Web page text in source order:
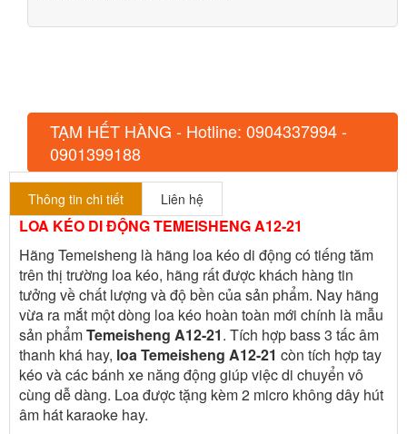
TẠM HẾT HÀNG - Hotline: 0904337994 -
0901399188
Thông tin chi tiết Liên hệ
LOA KÉO DI ĐỘNG TEMEISHENG A12-21
Hãng Temeisheng là hãng loa kéo di động có tiếng tăm
trên thị trường loa kéo, hãng rất được khách hàng tin
tưởng về chất lượng và độ bền của sản phẩm. Nay hãng
vừa ra mắt một dòng loa kéo hoàn toàn mới chính là mẫu
sản phẩmTemeisheng A12-21. Tích hợp bass 3 tấc âm
thanh khá hay, loa Temeisheng A12-21 còn tích hợp tay
kéo và các bánh xe năng động giúp việc di chuyển vô
cùng dễ dàng. Loa được tặng kèm 2 micro không dây hút
âm hát karaoke hay.